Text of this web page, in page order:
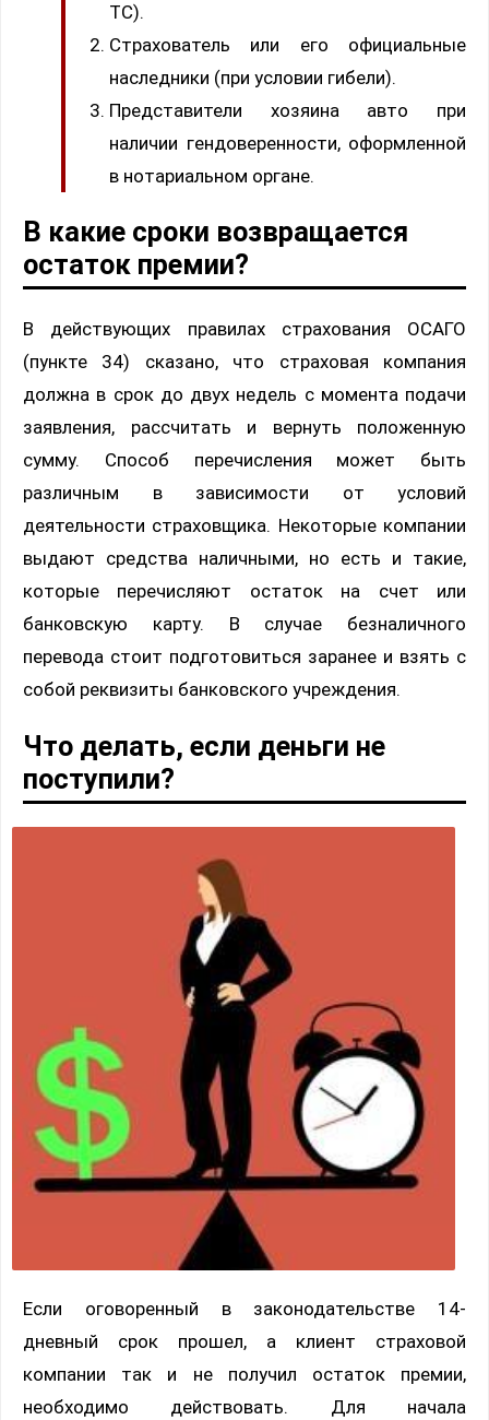
ТС).
Страхователь или его официальные
наследники (при условии гибели).
Представители хозяина авто при
наличии гендоверенности, оформленной
в нотариальном органе.
В какие сроки возвращается
остаток премии?
В действующих правилах страхования ОСАГО
(пункте 34) сказано, что страховая компания
должна в срок до двух недель с момента подачи
заявления, рассчитать и вернуть положенную
сумму. Способ перечисления может быть
различным в зависимости от условий
деятельности страховщика. Некоторые компании
выдают средства наличными, но есть и такие,
которые перечисляют остаток на счет или
банковскую карту. В случае безналичного
перевода стоит подготовиться заранее и взять с
собой реквизиты банковского учреждения.
Что делать, если деньги не
поступили?
Если оговоренный в законодательстве 14-
дневный срок прошел, а клиент страховой
компании так и не получил остаток премии,
необходимо действовать. Для начала